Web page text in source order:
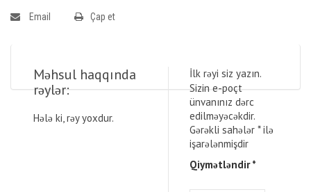
Email Çap et
Məhsul haqqında
rəylər:
Hələ ki, rəy yoxdur.
İlk rəyi siz yazın.
Sizin e-poçt
ünvanınız dərc
edilməyəcəkdir.
Gərəkli sahələr *ilə
işarələnmişdir
Qiymətləndir*